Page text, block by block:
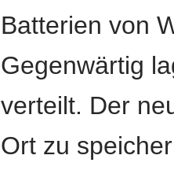
Batterien von
Gegenwärtig
verteilt. Der
Ort zu